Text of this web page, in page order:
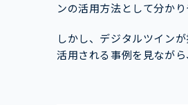
ンの活用方法として分かり
しかし、デジタルツイン
活用される事例を見なが